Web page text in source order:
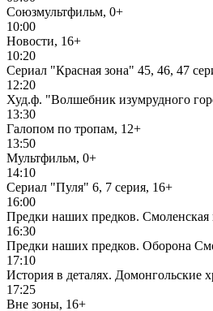
Союзмультфильм, 0+
10:00
Новости, 16+
10:20
Сериал "Красная зона" 45, 46, 47
12:20
Худ.ф. "Волшебник изумрудного
13:30
Галопом по тропам, 12+
13:50
Мультфильм, 0+
14:10
Сериал "Пуля" 6, 7 серия, 16+
16:00
Предки наших предков. Смоленская
16:30
Предки наших предков. Оборона
17:10
История в деталях. Домонгольские
17:25
Вне зоны, 16+